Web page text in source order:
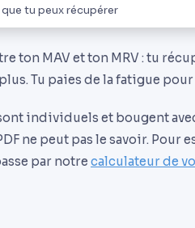
tu peux récupérer
ton MAV et ton MRV : tu
Tu paies de la fatigue
individuels et bougent
ne peut pas le savoir. Pour
par notre calculateur de